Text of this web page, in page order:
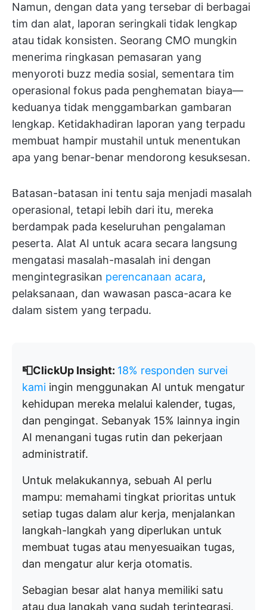
Namun, dengan data yang tersebar di berbagai
tim dan alat, laporan seringkali tidak lengkap
atau tidak konsisten. Seorang CMO mungkin
menerima ringkasan pemasaran yang
menyoroti buzz media sosial, sementara tim
operasional fokus pada penghematan biaya—
keduanya tidak menggambarkan gambaran
lengkap. Ketidakhadiran laporan yang terpadu
membuat hampir mustahil untuk menentukan
apa yang benar-benar mendorong kesuksesan.
Batasan-batasan ini tentu saja menjadi masalah
operasional, tetapi lebih dari itu, mereka
berdampak pada keseluruhan pengalaman
peserta. Alat AI untuk acara secara langsung
mengatasi masalah-masalah ini dengan
mengintegrasikan perencanaan acara,
pelaksanaan, dan wawasan pasca-acara ke
dalam sistem yang terpadu.
📮ClickUp Insight: 18% responden survei
kami ingin menggunakan AI untuk mengatur
kehidupan mereka melalui kalender, tugas,
dan pengingat. Sebanyak 15% lainnya ingin
AI menangani tugas rutin dan pekerjaan
administratif.
Untuk melakukannya, sebuah AI perlu
mampu: memahami tingkat prioritas untuk
setiap tugas dalam alur kerja, menjalankan
langkah-langkah yang diperlukan untuk
membuat tugas atau menyesuaikan tugas,
dan mengatur alur kerja otomatis.
Sebagian besar alat hanya memiliki satu
atau dua langkah yang sudah terintegrasi.